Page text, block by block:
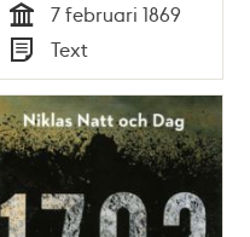
Tid
7 februari 1869
Typ
Text